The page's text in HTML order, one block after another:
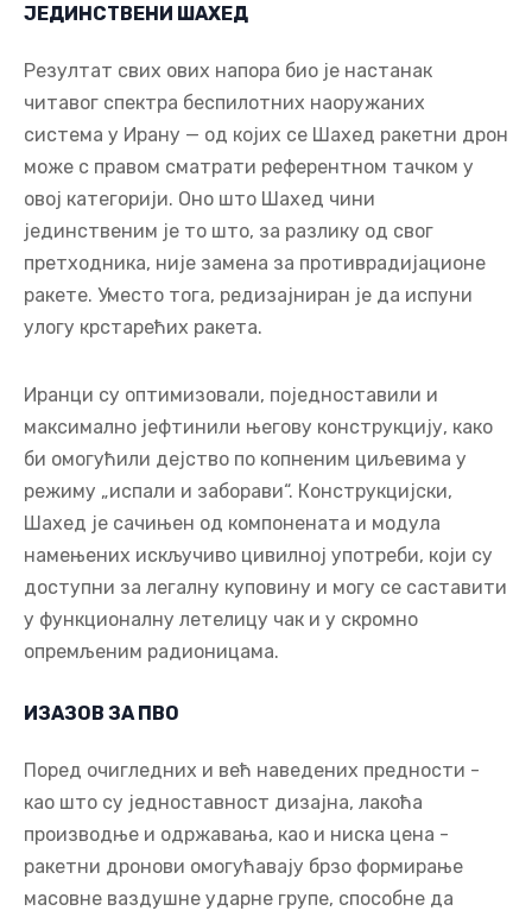
ЈЕДИНСТВЕНИ ШАХЕД
Резултат свих ових напора био је настанак
читавог спектра беспилотних наоружаних
система у Ирану — од којих се Шахед ракетни дрон
може с правом сматрати референтном тачком у
овој категорији. Оно што Шахед чини
јединственим је то што, за разлику од свог
претходника, није замена за противрадијационе
ракете. Уместо тога, редизајниран је да испуни
улогу крстарећих ракета.
Иранци су оптимизовали, поједноставили и
максимално јефтинили његову конструкцију, како
би омогућили дејство по копненим циљевима у
режиму „испали и заборави“. Конструкцијски,
Шахед је сачињен од компонената и модула
намењених искључиво цивилној употреби, који су
доступни за легалну куповину и могу се саставити
у функционалну летелицу чак и у скромно
опремљеним радионицама.
ИЗАЗОВ ЗА ПВО
Поред очигледних и већ наведених предности -
као што су једноставност дизајна, лакоћа
производње и одржавања, као и ниска цена -
ракетни дронови омогућавају брзо формирање
масовне ваздушне ударне групе, способне да